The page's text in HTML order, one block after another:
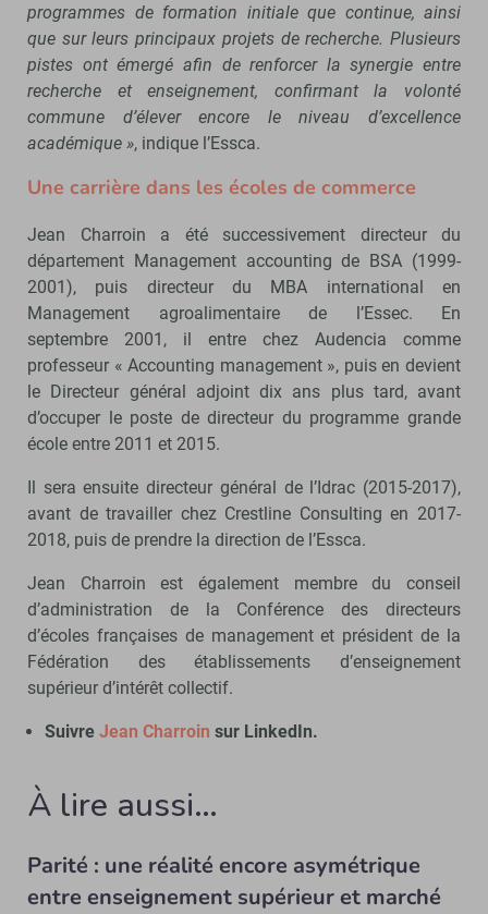
programmes de formation initiale que continue, ainsi
que sur leurs principaux projets de recherche. Plusieurs
pistes ont émergé afin de renforcer la synergie entre
recherche et enseignement, confirmant la volonté
commune d’élever encore le niveau d’excellence
académique », indique l’Essca.
Une carrière dans les écoles de commerce
Jean Charroin a été successivement directeur du
département Management accounting de BSA (1999-
2001), puis directeur du MBA international en
Management agroalimentaire de l’Essec. En
septembre 2001, il entre chez Audencia comme
professeur « Accounting management », puis en devient
le Directeur général adjoint dix ans plus tard, avant
d’occuper le poste de directeur du programme grande
école entre 2011 et 2015.
Il sera ensuite directeur général de l’Idrac (2015-2017),
avant de travailler chez Crestline Consulting en 2017-
2018, puis de prendre la direction de l’Essca.
Jean Charroin est également membre du conseil
d’administration de la Conférence des directeurs
d’écoles françaises de management et président de la
Fédération des établissements d’enseignement
supérieur d’intérêt collectif.
Suivre Jean Charroin sur LinkedIn.
À lire aussi…
Parité : une réalité encore asymétrique
entre enseignement supérieur et marché